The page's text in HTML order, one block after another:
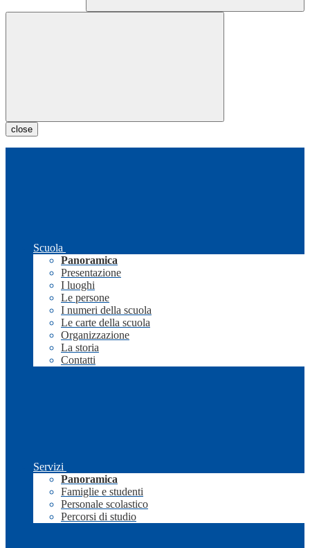
close
Scuola
Panoramica
Presentazione
I luoghi
Le persone
I numeri della scuola
Le carte della scuola
Organizzazione
La storia
Contatti
Servizi
Panoramica
Famiglie e studenti
Personale scolastico
Percorsi di studio